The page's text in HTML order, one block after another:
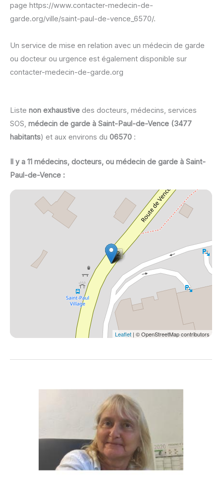
page https://www.contacter-medecin-de-
garde.org/ville/saint-paul-de-vence_6570/.
Un service de mise en relation avec un médecin de garde
ou docteur ou urgence est également disponible sur
contacter-medecin-de-garde.org
Liste non exhaustive des docteurs, médecins, services
SOS, médecin de garde à Saint-Paul-de-Vence (3477
habitants) et aux environs du 06570 :
Il y a 11 médecins, docteurs, ou médecin de garde à Saint-
Paul-de-Vence :
Leaflet | © OpenStreetMap contributors